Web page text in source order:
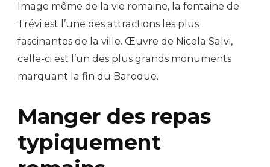
Image même de la vie romaine, la fontaine de
Trévi est l’une des attractions les plus
fascinantes de la ville. Œuvre de Nicola Salvi,
celle-ci est l’un des plus grands monuments
marquant la fin du Baroque.
Manger des repas
typiquement